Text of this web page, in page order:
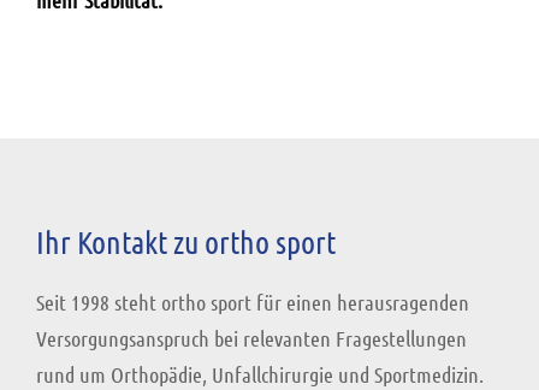
Ihr Kontakt zu ortho sport
Seit 1998 steht ortho sport für einen herausragenden
Versorgungsanspruch bei relevanten Fragestellungen
rund um Orthopädie, Unfallchirurgie und Sportmedizin.